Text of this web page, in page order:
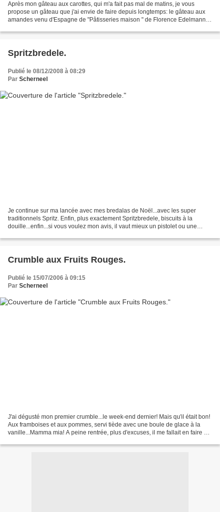
Après mon gâteau aux carottes, qui m'a fait pas mal de matins, je vous
propose un gâteau que j'ai envie de faire depuis longtemps: le gâteau aux
amandes venu d'Espagne de "Pâtisseries maison " de Florence Edelmann.
Spritzbredele.
Publié le 08/12/2008 à 08:29
Par Scherneel
Je continue sur ma lancée avec mes bredalas de Noël...avec les super
traditionnels Spritz. Enfin, plus exactement Spritzbredele, biscuits à la
douille...enfin...si vous voulez mon avis, il vaut mieux un pistolet ou une
Crumble aux Fruits Rouges.
Publié le 15/07/2006 à 09:15
Par Scherneel
J'ai dégusté mon premier crumble...le week-end dernier! Mais qu'il était bon!
Aux framboises et aux pommes, servi tiède avec une boule de glace à la
vanille...Mamma mia! A peine rentrée, plus d'excuses, il me fallait en faire un!